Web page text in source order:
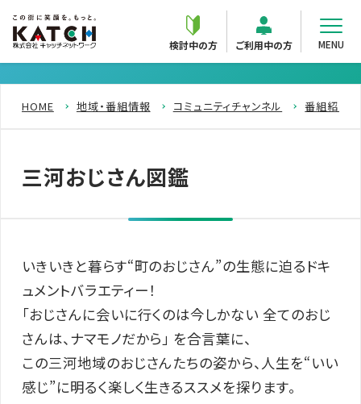
検討中の方 ご利用中の方 MENU
HOME 地域・番組情報 コミュニティチャンネル 番組紹介
三河おじさん図鑑
いきいきと暮らす“町のおじさん”の生態に迫るドキ
ュメントバラエティー！
「おじさんに会いに行くのは今しかない 全てのおじ
さんは、ナマモノだから」 を合言葉に、
この三河地域のおじさんたちの姿から、人生を“いい
感じ”に明るく楽しく生きるススメを探ります。